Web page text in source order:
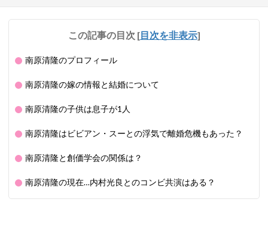
この記事の目次 [目次を非表示]
南原清隆のプロフィール
南原清隆の嫁の情報と結婚について
南原清隆の子供は息子が1人
南原清隆はビビアン・スーとの浮気で離婚危機もあった？
南原清隆と創価学会の関係は？
南原清隆の現在…内村光良とのコンビ共演はある？